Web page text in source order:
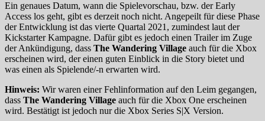
Ein genaues Datum, wann die Spielevorschau, bzw. der Early
Access los geht, gibt es derzeit noch nicht. Angepeilt für diese Phase
der Entwicklung ist das vierte Quartal 2021, zumindest laut der
Kickstarter Kampagne. Dafür gibt es jedoch einen Trailer im Zuge
der Ankündigung, dass The Wandering Village auch für die Xbox
erscheinen wird, der einen guten Einblick in die Story bietet und
was einen als Spielende/-n erwarten wird.
Hinweis: Wir waren einer Fehlinformation auf den Leim gegangen,
dass The Wandering Village auch für die Xbox One erscheinen
wird. Bestätigt ist jedoch nur die Xbox Series S|X Version.